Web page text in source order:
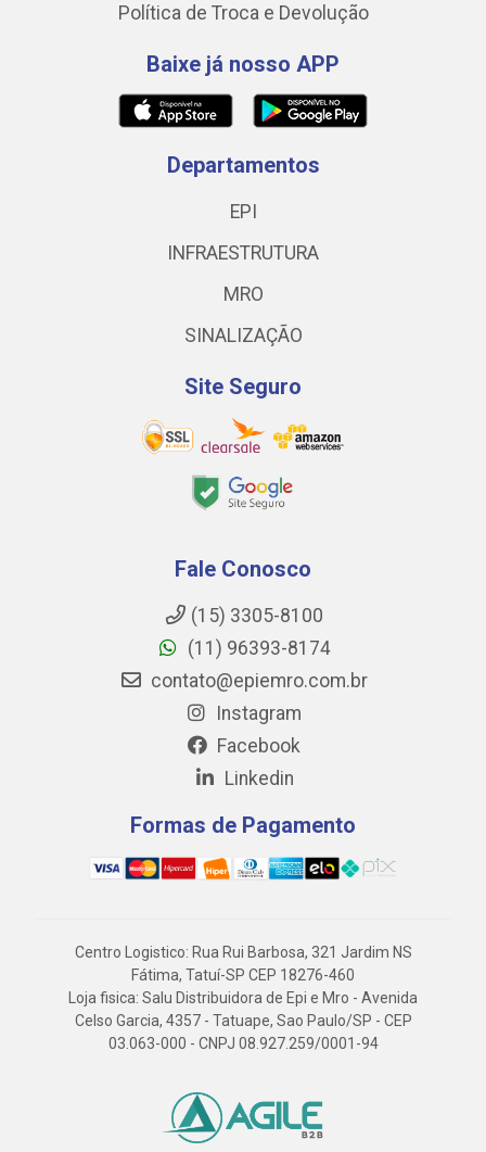
Política de Troca e Devolução
Baixe já nosso APP
Departamentos
EPI
INFRAESTRUTURA
MRO
SINALIZAÇÃO
Site Seguro
Fale Conosco
(15) 3305-8100
(11) 96393-8174
contato@epiemro.com.br
Instagram
Facebook
Linkedin
Formas de Pagamento
Centro Logistico: Rua Rui Barbosa, 321 Jardim NS
Fátima, Tatuí-SP CEP 18276-460
Loja fisica: Salu Distribuidora de Epi e Mro - Avenida
Celso Garcia, 4357 - Tatuape, Sao Paulo/SP - CEP
03.063-000 - CNPJ 08.927.259/0001-94